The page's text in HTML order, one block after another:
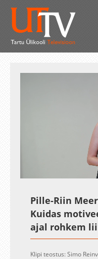
19.43%
Pille-Riin
Kuidas
ajal rohkem
Klipi teostus: Simo